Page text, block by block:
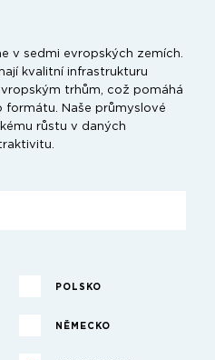
v sedmi evropských zemích.
kvalitní infrastrukturu
trhům, což pomáhá
Naše průmyslové
růstu v daných
POLSKO
NĚMECKO